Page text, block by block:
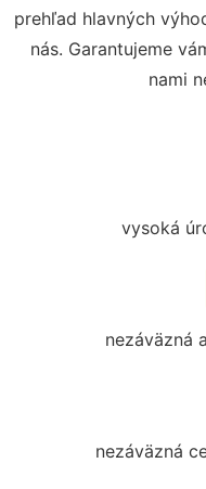
prehľad hlavných
nás. Garantujeme
nami
vysoká
nezáväzná
nezáväzná